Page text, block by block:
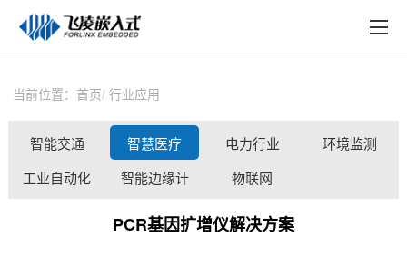
在线购买
当前位置： 首页 行业应用
智能交通 智慧医疗 电力行业 环境监测
工业自动化 智能边缘计
算
物联网
PCR基因扩增仪解决方案